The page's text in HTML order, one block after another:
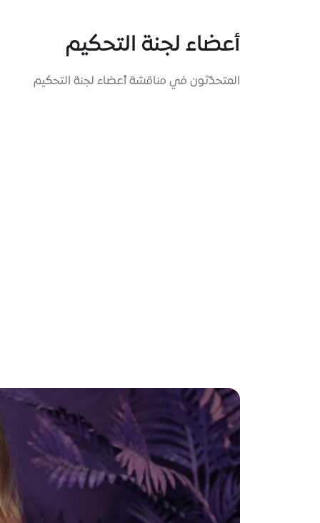
أعضاء لجنة التحكيم
المتحدّثون في مناقشة أعضاء لجنة التحكيم